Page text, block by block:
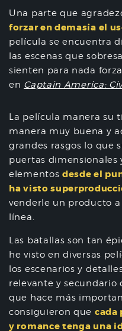
Una parte que
forzar en demasía el
película se encuentra
las escenas que
sienten para nada
en Captain America:
La película manera su
manera muy buena y
grandes rasgos lo que
puertas dimensionales
elementos desde el
ha visto
venderle un producto
línea.
Las batallas son tan
he visto en diversas
los escenarios y
relevante y secundario
que hace más
consiguieron que cada
y romance tenga una